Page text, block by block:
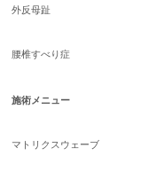
外反母趾
腰椎すべり症
施術メニュー
マトリクスウェーブ